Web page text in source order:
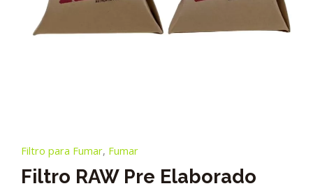
Filtro para Fumar, Fumar
Filtro RAW Pre Elaborado